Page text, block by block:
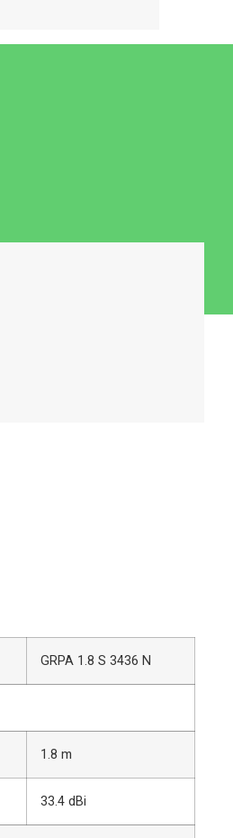
GRPA 1.8 S 3436 N
1.8 m
33.4 dBi